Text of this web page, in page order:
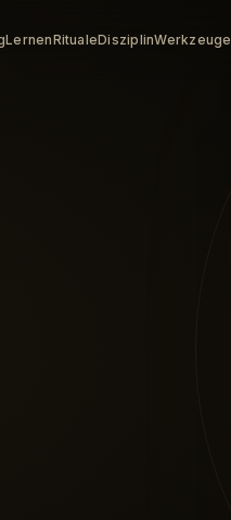
LernenRitualeDisziplinWerkzeuge